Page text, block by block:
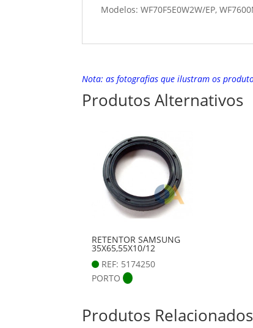
Modelos: WF70F5E0W2W/EP,
Nota: as fotografias que ilustram os
Produtos Alternativos
RETENTOR SAMSUNG
35X65,55X10/12
REF: 5174250
PORTO
Produtos Relacionados